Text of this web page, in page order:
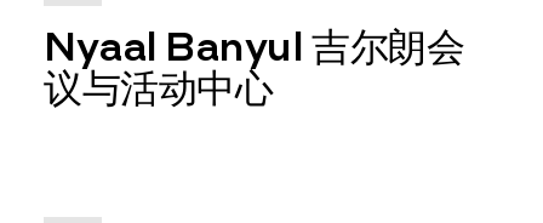
Nyaal Banyul 吉尔朗会
议与活动中心